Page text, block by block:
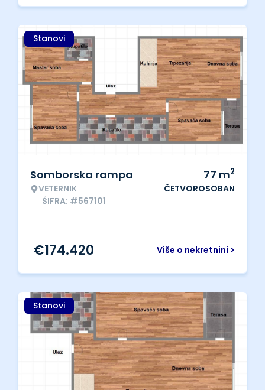
Stanovi
Somborska rampa
VETERNIK
ŠIFRA: #567101
77 m2
ČETVOROSOBAN
Više o nekretnini >
€174.420
Stanovi